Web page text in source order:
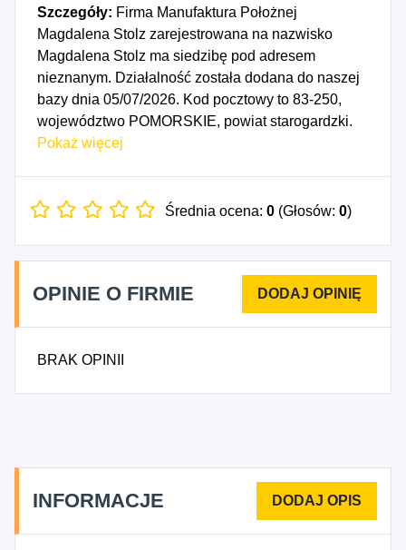
Szczegóły: Firma Manufaktura Położnej
Magdalena Stolz zarejestrowana na nazwisko
Magdalena Stolz ma siedzibę pod adresem
nieznanym. Działalność została dodana do naszej
bazy dnia 05/07/2026. Kod pocztowy to 83-250,
województwo POMORSKIE, powiat starogardzki.
Numer Identyfikacji Podatkowej NIP to
545152216. Data rozpoczęcia działalności
pozaszkolne formy edukacji, gdzie indziej
niesklasyfikowane, 8694Z - Działalność
pielęgniarska i położnicza, 8696Z - Działalność w
alternatywnej.
Pokaż więcej
Średnia ocena: 0 (Głosów: 0)
OPINIE O FIRMIE
BRAK OPINII
INFORMACJE